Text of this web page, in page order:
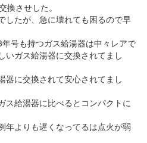
させした。
したが、急に壊れても困るので早
号も持つガス給湯器は中々レアで
いガス給湯器に交換されてまし
器に交換されて安心されてまし
ス給湯器に比べるとコンパクトに
年よりも遅くなってるは点火が弱